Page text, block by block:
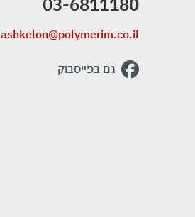
ashkelon@polymerim.co.il
גם בפייסבוק